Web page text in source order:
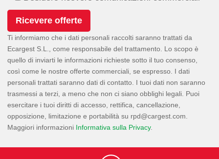
Ti informiamo che i dati personali raccolti saranno trattati da
Ecargest S.L., come responsabile del trattamento. Lo scopo è
quello di inviarti le informazioni richieste sotto il tuo consenso,
così come le nostre offerte commerciali, se espresso. I dati
personali trattati saranno dati di contatto. I tuoi dati non saranno
trasmessi a terzi, a meno che non ci siano obblighi legali. Puoi
esercitare i tuoi diritti di accesso, rettifica, cancellazione,
opposizione, limitazione e portabilità su
Maggiori informazioni Informativa sulla Privacy.